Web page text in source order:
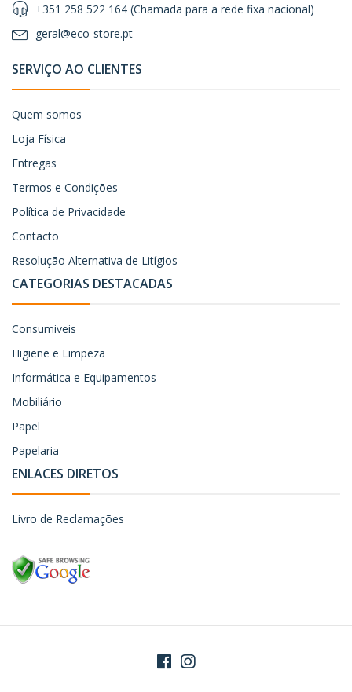
+351 258 522 164 (Chamada para a rede fixa nacional)
geral@eco-store.pt
SERVIÇO AO CLIENTES
Quem somos
Loja Física
Entregas
Termos e Condições
Política de Privacidade
Contacto
Resolução Alternativa de Litígios
CATEGORIAS DESTACADAS
Consumiveis
Higiene e Limpeza
Informática e Equipamentos
Mobiliário
Papel
Papelaria
ENLACES DIRETOS
Livro de Reclamações